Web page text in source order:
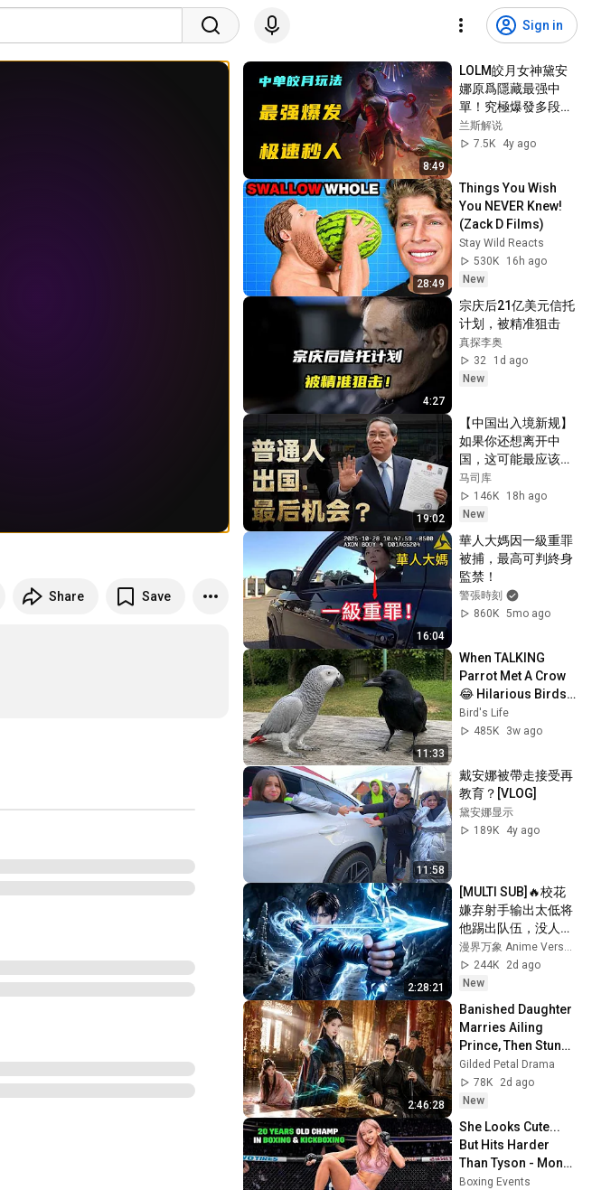
Sign in
Share Save
8:49
LOLM皎月女神黛安
娜原爲隱藏最强中
單！究極爆發多段突
進，皎月或成團戰
ace！【蘭斯】
兰斯解说
7.5K
4y ago
28:49
Things You Wish
You NEVER Knew!
(Zack D Films)
Stay Wild Reacts
530K
16h ago
New
4:27
宗庆后21亿美元信托
计划，被精准狙击
真探李奥
32
1d ago
New
19:02
【中国出入境新规】
如果你还想离开中
国，这可能最应该看
的一个节目
马司库
146K
18h ago
New
16:04
華人大媽因一級重罪
被捕，最高可判終身
監禁！
警張時刻
860K 5mo ago
11:33
When TALKING
Parrot Met A Crow
😂 Hilarious Birds
Video
Bird's Life
485K
3w ago
11:58
戴安娜被帶走接受再
教育？[VLOG]
黛安娜显示
189K
4y ago
2:28:21
[MULTI SUB]🔥校花
嫌弃射手输出太低将
他踢出队伍，没人料
到射手拥有九百万高
额防御。闯荡冠军秘
境，直接刷新校史纪
录强势打脸！
漫界万象 Anime Verse Official
244K
2d ago
New
2:46:28
Banished Daughter
Marries Ailing
Prince, Then Stuns
the Palace with a
Miracle Cure!
Gilded Petal Drama
78K
2d ago
New
She Looks Cute...
But Hits Harder
Than Tyson - Mona
Kimura
Boxing Events